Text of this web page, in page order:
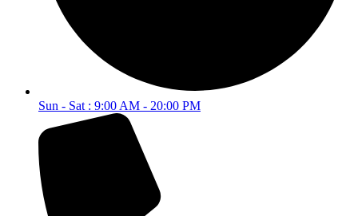
Sun - Sat : 9:00 AM - 20:00 PM